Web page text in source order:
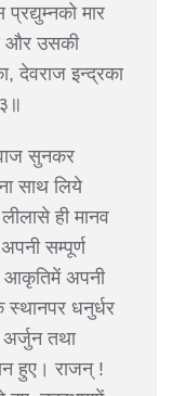
मार
और उसकी
देवराज इन्द्रका
सुनकर
साथ लिये
ही मानव
सम्पूर्ण
आकृतिमें अपनी
धनुर्धर
अर्जुन तथा
हुए। राजन् !